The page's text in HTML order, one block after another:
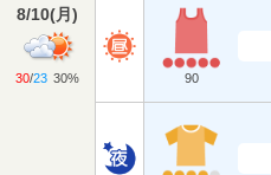
8/10(月 )
30/23 30% 90